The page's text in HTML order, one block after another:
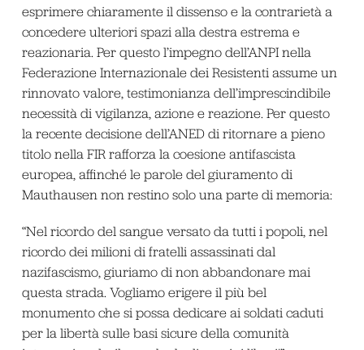
esprimere chiaramente il dissenso e la contrarietà a
concedere ulteriori spazi alla destra estrema e
reazionaria. Per questo l’impegno dell’ANPI nella
Federazione Internazionale dei Resistenti assume un
rinnovato valore, testimonianza dell’imprescindibile
necessità di vigilanza, azione e reazione. Per questo
la recente decisione dell’ANED di ritornare a pieno
titolo nella FIR rafforza la coesione antifascista
europea, affinché le parole del giuramento di
Mauthausen non restino solo una parte di memoria:
“Nel ricordo del sangue versato da tutti i popoli, nel
ricordo dei milioni di fratelli assassinati dal
nazifascismo, giuriamo di non abbandonare mai
questa strada. Vogliamo erigere il più bel
monumento che si possa dedicare ai soldati caduti
per la libertà sulle basi sicure della comunità